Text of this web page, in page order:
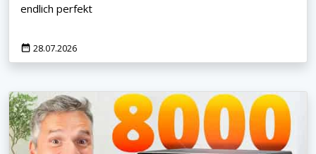
endlich perfekt
28.07.2026